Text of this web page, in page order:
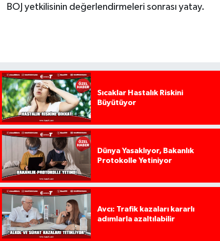
BOJ yetkilisinin değerlendirmeleri sonrası yatay.
Sıcaklar Hastalık Riskini
Büyütüyor
Dünya Yasaklıyor, Bakanlık
Protokolle Yetiniyor
Avcı: Trafik kazaları kararlı
adımlarla azaltılabilir